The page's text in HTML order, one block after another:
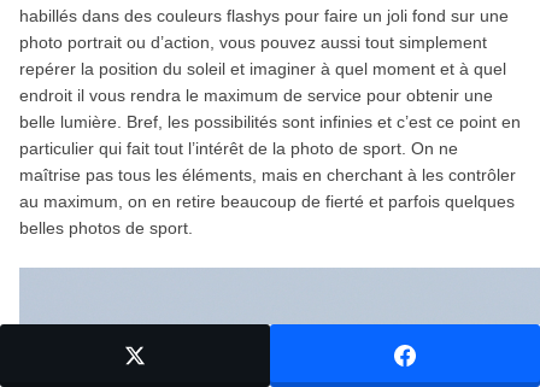
habillés dans des couleurs flashys pour faire un joli fond sur une
photo portrait ou d’action, vous pouvez aussi tout simplement
repérer la position du soleil et imaginer à quel moment et à quel
endroit il vous rendra le maximum de service pour obtenir une
belle lumière. Bref, les possibilités sont infinies et c’est ce point en
particulier qui fait tout l’intérêt de la photo de sport. On ne
maîtrise pas tous les éléments, mais en cherchant à les contrôler
au maximum, on en retire beaucoup de fierté et parfois quelques
belles photos de sport.